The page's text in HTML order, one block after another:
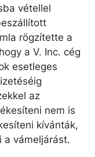
vétellel
rögzítette a
a V. Inc. cég
esetleges
az
nem is
kívánták,
a vámeljárást.